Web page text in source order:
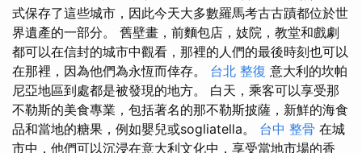
式保存了這些城市，因此今天大多數羅馬考古古蹟都位於世
界遺產的一部分。 舊壁畫，前麵包店，妓院，教堂和戲劇
都可以在信封的城市中觀看，那裡的人們的最後時刻也可以
在那裡，因為他們為永恆而倖存。 台北 整復 意大利的坎帕
尼亞地區到處都是被發現的地方。 白天，乘客可以享受那
不勒斯的美食專業，包括著名的那不勒斯披薩，新鮮的海食
品和當地的糖果，例如嬰兒或sogliatella。 台中 整骨 在城
市中，他們可以沉浸在意大利文化中，享受當地市場的香